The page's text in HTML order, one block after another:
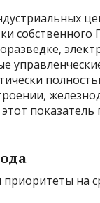
собственного
на